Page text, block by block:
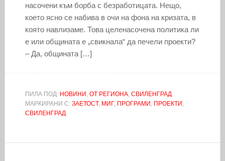
насочени към борба с безработицата. Нещо,
което ясно се набива в очи на фона на кризата, в
която навлизаме. Това целенасочена политика ли
е или общината е „свикнала“ да печели проекти?
– Да, общината […]
ПИЛА ПОД: НОВИНИ , ОТ РЕГИОНА, СВИЛЕНГРАД
МАРКИРАНИ С: ЗАЕТОСТ, МИГ, ПРОГРАМИ , ПРОЕКТИ ,
СВИЛЕНГРАД